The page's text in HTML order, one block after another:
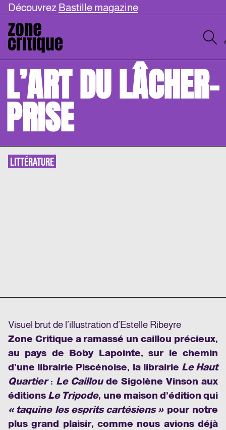
Découvrez Bastille magazine
L’ART DU LÂCHER-
PRISE
LITTÉRATURE
Visuel brut de l’illustration d’Estelle Ribeyre
Zone Critique a ramassé un caillou précieux,
au pays de Boby Lapointe, sur le chemin
d’une librairie Piscénoise, la librairie Le Haut
Quartier: Le Cailloude Sigolène Vinson aux
éditions Le Tripode, une maison d’édition qui
« taquine les esprits cartésiens »pour notre
plus grand plaisir, comme nous avions déjà